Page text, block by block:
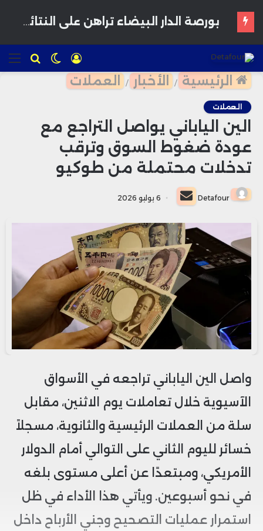
للبحث الوضع
المظلم
تسجيل
الدخول
الرئيسية / الأخبار / العملات
العملات
الين الياباني يواصل التراجع مع
عودة ضغوط السوق وترقب
تدخلات محتملة من طوكيو
Detafour
أرسل
بريدا
إلكترونيا
6 يوليو 2026
واصل الين الياباني تراجعه في الأسواق
الآسيوية خلال تعاملات يوم الاثنين، مقابل
سلة من العملات الرئيسية والثانوية، مسجلاً
خسائر لليوم الثاني على التوالي أمام الدولار
الأمريكي، ومبتعدًا عن أعلى مستوى بلغه
في نحو أسبوعين. ويأتي هذا الأداء في ظل
استمرار عمليات التصحيح وجني الأرباح داخل